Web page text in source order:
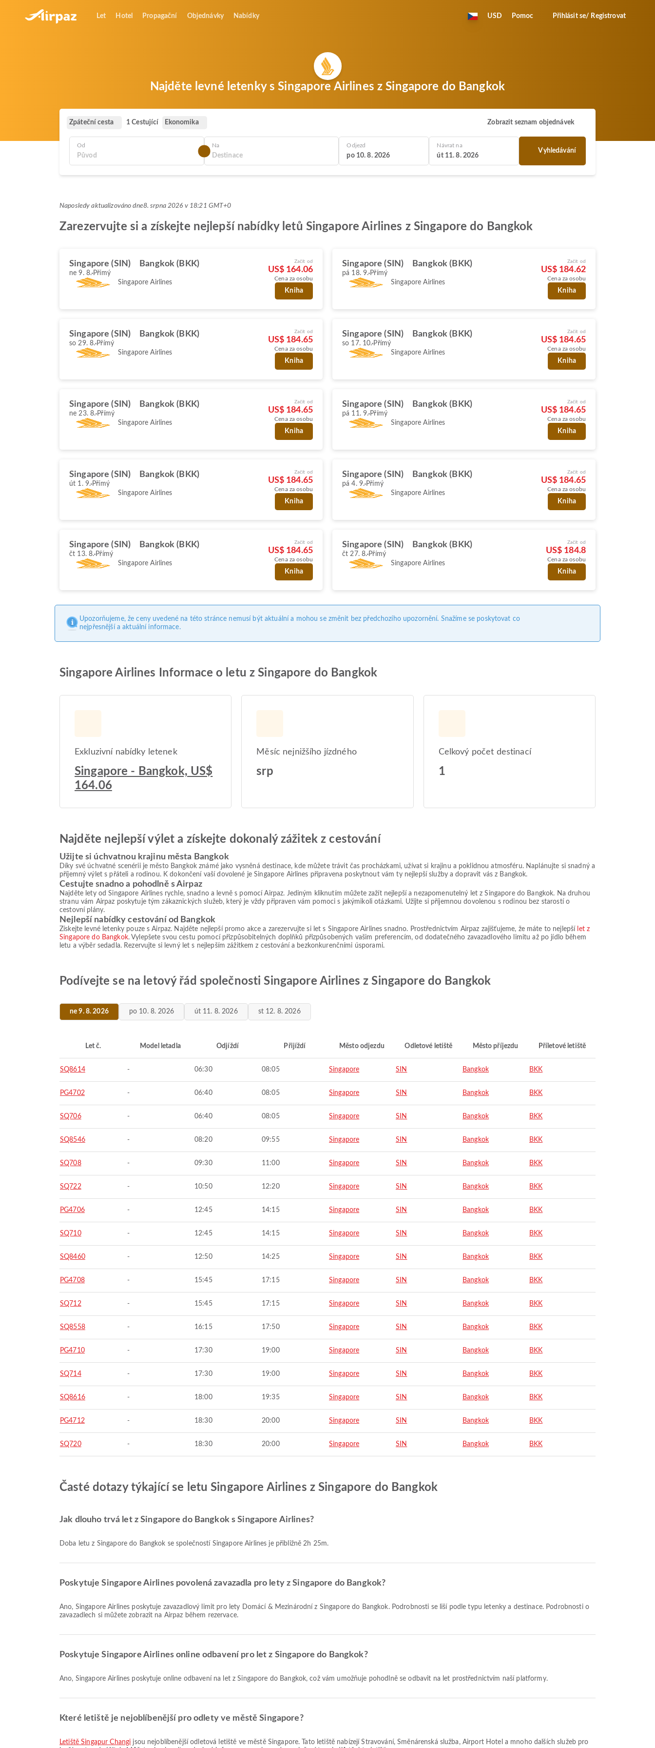
Let Hotel Propagační Objednávky Nabídky USD Pomoc Přihlásit se/ Registrovat
Najděte levné letenky s Singapore Airlines z Singapore do Bangkok
Zpáteční cesta 1 Cestující Ekonomika Zobrazit seznam objednávek
Od Na Odjezd
po 10. 8. 2026
Návrat na
út 11. 8. 2026
Vyhledávání
Naposledy aktualizováno dne8. srpna 2026 v 18:21 GMT+0
Zarezervujte si a získejte nejlepší nabídky letů Singapore Airlines z Singapore do Bangkok
Singapore (SIN) Bangkok (BKK)
ne 9. 8. Přímý
Singapore Airlines
Začít od
US$ 164.06
Cena za osobu
Kniha
Singapore (SIN) Bangkok (BKK)
pá 18. 9. Přímý
Singapore Airlines
Začít od
US$ 184.62
Cena za osobu
Kniha
Singapore (SIN) Bangkok (BKK)
so 29. 8. Přímý
Singapore Airlines
Začít od
US$ 184.65
Cena za osobu
Kniha
Singapore (SIN) Bangkok (BKK)
so 17. 10. Přímý
Singapore Airlines
Začít od
US$ 184.65
Cena za osobu
Kniha
Singapore (SIN) Bangkok (BKK)
ne 23. 8. Přímý
Singapore Airlines
Začít od
US$ 184.65
Cena za osobu
Kniha
Singapore (SIN) Bangkok (BKK)
pá 11. 9. Přímý
Singapore Airlines
Začít od
US$ 184.65
Cena za osobu
Kniha
Singapore (SIN) Bangkok (BKK)
út 1. 9. Přímý
Singapore Airlines
Začít od
US$ 184.65
Cena za osobu
Kniha
Singapore (SIN) Bangkok (BKK)
pá 4. 9. Přímý
Singapore Airlines
Začít od
US$ 184.65
Cena za osobu
Kniha
Singapore (SIN) Bangkok (BKK)
čt 13. 8. Přímý
Singapore Airlines
Začít od
US$ 184.65
Cena za osobu
Kniha
Singapore (SIN) Bangkok (BKK)
čt 27. 8. Přímý
Singapore Airlines
Začít od
US$ 184.8
Cena za osobu
Kniha
Upozorňujeme, že ceny uvedené na této stránce nemusí být aktuální a mohou se změnit bez předchozího upozornění. Snažíme se poskytovat co
nejpřesnější a aktuální informace.
Singapore Airlines Informace o letu z Singapore do Bangkok
Exkluzivní nabídky letenek
Singapore - Bangkok, US$
164.06
Měsíc nejnižšího jízdného
srp
Celkový počet destinací
1
Najděte nejlepší výlet a získejte dokonalý zážitek z cestování
Užijte si úchvatnou krajinu města Bangkok
Díky své úchvatné scenérii je město Bangkok známé jako vysněná destinace, kde můžete trávit čas procházkami, užívat si krajinu a poklidnou atmosféru. Naplánujte si snadný a
příjemný výlet s přáteli a rodinou. K dokončení vaší dovolené je Singapore Airlines připravena poskytnout vám ty nejlepší služby a dopravit vás z Bangkok.
Cestujte snadno a pohodlně s Airpaz
Najděte lety od Singapore Airlines rychle, snadno a levně s pomocí Airpaz. Jediným kliknutím můžete zažít nejlepší a nezapomenutelný let z Singapore do Bangkok. Na druhou
stranu vám Airpaz poskytuje tým zákaznických služeb, který je vždy připraven vám pomoci s jakýmikoli otázkami. Užijte si příjemnou dovolenou s rodinou bez starostí o
cestovní plány.
Nejlepší nabídky cestování od Bangkok
Získejte levné letenky pouze s Airpaz. Najděte nejlepší promo akce a zarezervujte si let s Singapore Airlines snadno. Prostřednictvím Airpaz zajišťujeme, že máte to nejlepší let z
Singapore do Bangkok. Vylepšete svou cestu pomocí přizpůsobitelných doplňků přizpůsobených vašim preferencím, od dodatečného zavazadlového limitu až po jídlo během
letu a výběr sedadla. Rezervujte si levný let s nejlepším zážitkem z cestování a bezkonkurenčními úsporami.
Podívejte se na letový řád společnosti Singapore Airlines z Singapore do Bangkok
ne 9. 8. 2026 po 10. 8. 2026 út 11. 8. 2026 st 12. 8. 2026
Let č. Model letadla Odjíždí Přijíždí Město odjezdu Odletové letiště Město příjezdu Příletové letiště
SQ8614 - 06:30 08:05 Singapore SIN Bangkok BKK
PG4702 - 06:40 08:05 Singapore SIN Bangkok BKK
SQ706 - 06:40 08:05 Singapore SIN Bangkok BKK
SQ8546 - 08:20 09:55 Singapore SIN Bangkok BKK
SQ708 - 09:30 11:00 Singapore SIN Bangkok BKK
SQ722 - 10:50 12:20 Singapore SIN Bangkok BKK
PG4706 - 12:45 14:15 Singapore SIN Bangkok BKK
SQ710 - 12:45 14:15 Singapore SIN Bangkok BKK
SQ8460 - 12:50 14:25 Singapore SIN Bangkok BKK
PG4708 - 15:45 17:15 Singapore SIN Bangkok BKK
SQ712 - 15:45 17:15 Singapore SIN Bangkok BKK
SQ8558 - 16:15 17:50 Singapore SIN Bangkok BKK
PG4710 - 17:30 19:00 Singapore SIN Bangkok BKK
SQ714 - 17:30 19:00 Singapore SIN Bangkok BKK
SQ8616 - 18:00 19:35 Singapore SIN Bangkok BKK
PG4712 - 18:30 20:00 Singapore SIN Bangkok BKK
SQ720 - 18:30 20:00 Singapore SIN Bangkok BKK
Časté dotazy týkající se letu Singapore Airlines z Singapore do Bangkok
Jak dlouho trvá let z Singapore do Bangkok s Singapore Airlines?
Doba letu z Singapore do Bangkok se společností Singapore Airlines je přibližně 2h 25m.
Poskytuje Singapore Airlines povolená zavazadla pro lety z Singapore do Bangkok?
Ano, Singapore Airlines poskytuje zavazadlový limit pro lety Domácí & Mezinárodní z Singapore do Bangkok. Podrobnosti se liší podle typu letenky a destinace. Podrobnosti o
zavazadlech si můžete zobrazit na Airpaz během rezervace.
Poskytuje Singapore Airlines online odbavení pro let z Singapore do Bangkok?
Ano, Singapore Airlines poskytuje online odbavení na let z Singapore do Bangkok, což vám umožňuje pohodlně se odbavit na let prostřednictvím naší platformy.
Které letiště je nejoblíbenější pro odlety ve městě Singapore?
Letiště Singapur Changi jsou nejoblíbenější odletová letiště ve městě Singapore. Tato letiště nabízejí Stravování, Směnárenská služba, Airport Hotel a mnoho dalších služeb pro